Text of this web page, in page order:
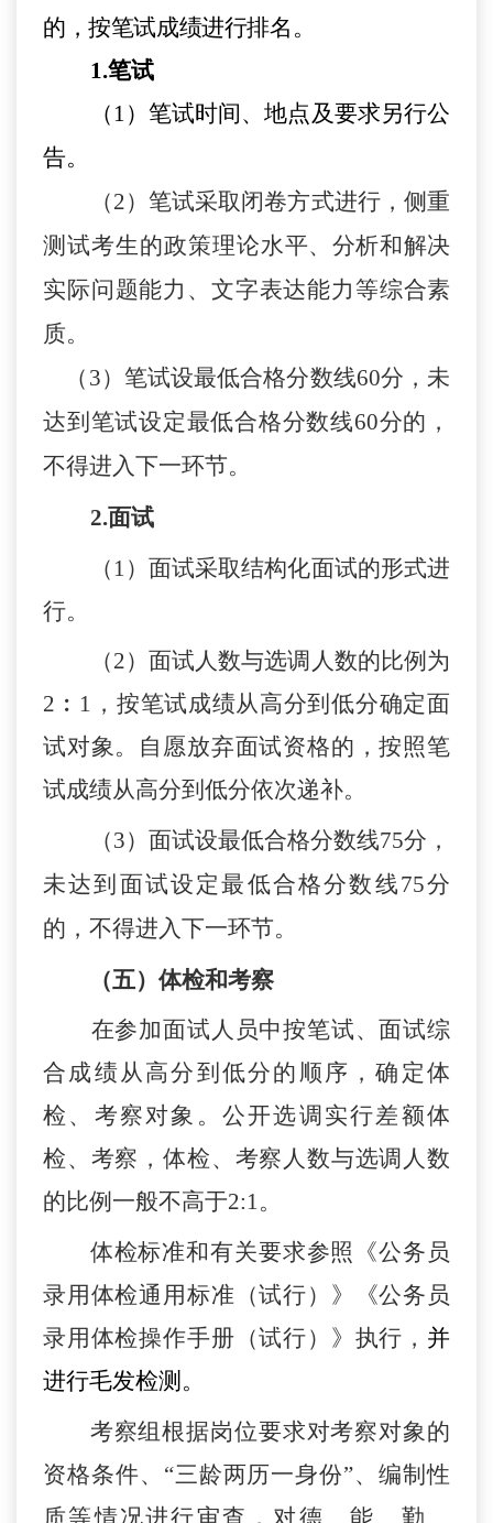
的，按笔试成绩进行排名。
1.笔试
（ 1）笔试时间、地点及要求另行公
告。
（2）笔试采取闭卷方式进行，侧重
测试考生的政策理论水平、分析和解决
实际问题能力、文字表达能力等综合素
质。
（ 3）笔试设最低合格分数线60分，未
达到笔试设定最低合格分数线60分的，
不得进入下一环节。
2.面试
（ 1）面试采取结构化面试的形式进
行。
（2）面试人数与选调人数的比例为
2︰1，按笔试成绩从高分到低分确定面
试对象。自愿放弃面试资格的，按照笔
试成绩从高分到低分依次递补。
（3） 面试设最低合格分数线75分，
未达到面试设定最低合格分数线75分
的，不得进入下一环节。
（五）体检和考察
在参加面试人员中按笔试、面试综
合成绩从高分到低分的顺序，确定体
检、考察对象。公开选调 实行差额体
检、考察，体检、考察人数与选调 人数
的比例一般不高于2:1。
体检标准和有关要求参照《公务员
录用体检通用标准（试行）》《公务员
录用体检操作手册（试行） 》执行 ， 并
进行毛发检测。
考察组根据岗位要求对考察对象的
资格条件、 “三龄两历一身份”、编制性
质等情况进行审查，对德、能、勤、